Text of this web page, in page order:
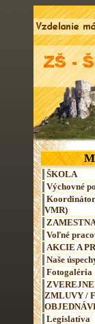
ŠKOLA
Výchovné
VMR)
Voľné
AKCIE A
Naše
Fotogaléria
ZMLUVY /
Legislatíva